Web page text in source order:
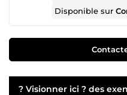
Disponible sur
? Visionner ici ? des